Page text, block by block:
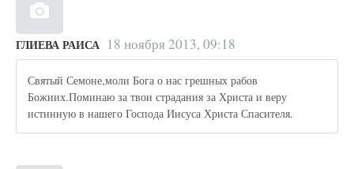
ГЛИЕВА РАИСА 18 ноября 2013, 09:18
Святый Семоне,моли Бога о нас грешных рабов
Божиих.Поминаю за твои страдания за Христа и веру
истинную в нашего Господа Иисуса Христа Спасителя.